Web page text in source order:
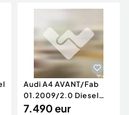
profesionale
Audi A4 AVANT/Fab
01.2009/2.0 Diesel
140cp/Posibilitate
7.490 eur